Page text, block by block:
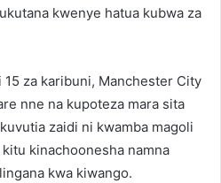
kwenye hatua kubwa za
15 za karibuni, Manchester City
nne na kupoteza mara sita
zaidi ni kwamba magoli
kinachoonesha namna
kwa kiwango.